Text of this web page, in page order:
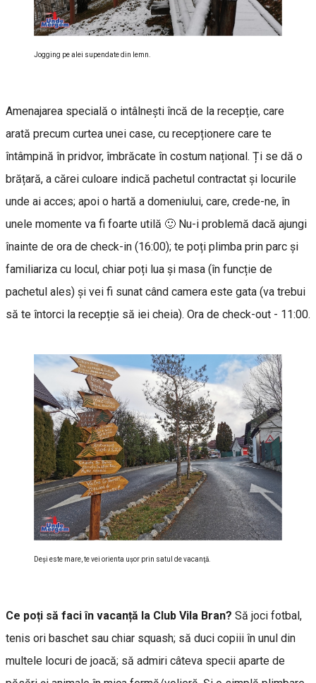
Jogging pe alei supendate din lemn.
Amenajarea specială o intâlnești încă de la recepție, care
arată precum curtea unei case, cu recepționere care te
întâmpină în pridvor, îmbrăcate în costum național. Ți se dă o
brățară, a cărei culoare indică pachetul contractat și locurile
unde ai acces; apoi o hartă a domeniului, care, crede-ne, în
unele momente va fi foarte utilă 🙂 Nu-i problemă dacă ajungi
înainte de ora de check-in (16:00); te poți plimba prin parc și
familiariza cu locul, chiar poți lua și masa (în funcție de
pachetul ales) și vei fi sunat când camera este gata (va trebui
să te întorci la recepție să iei cheia). Ora de check-out - 11:00.
Deşi este mare, te vei orienta uşor prin satul de vacanţă.
Ce poți să faci în vacanță la Club Vila Bran? Să joci fotbal,
tenis ori baschet sau chiar squash; să duci copiii în unul din
multele locuri de joacă; să admiri câteva specii aparte de